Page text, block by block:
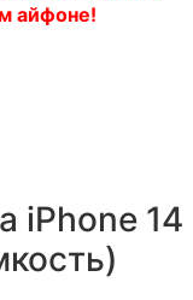
айфоне!
iPhone 14